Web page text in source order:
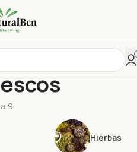
9
Hierbas